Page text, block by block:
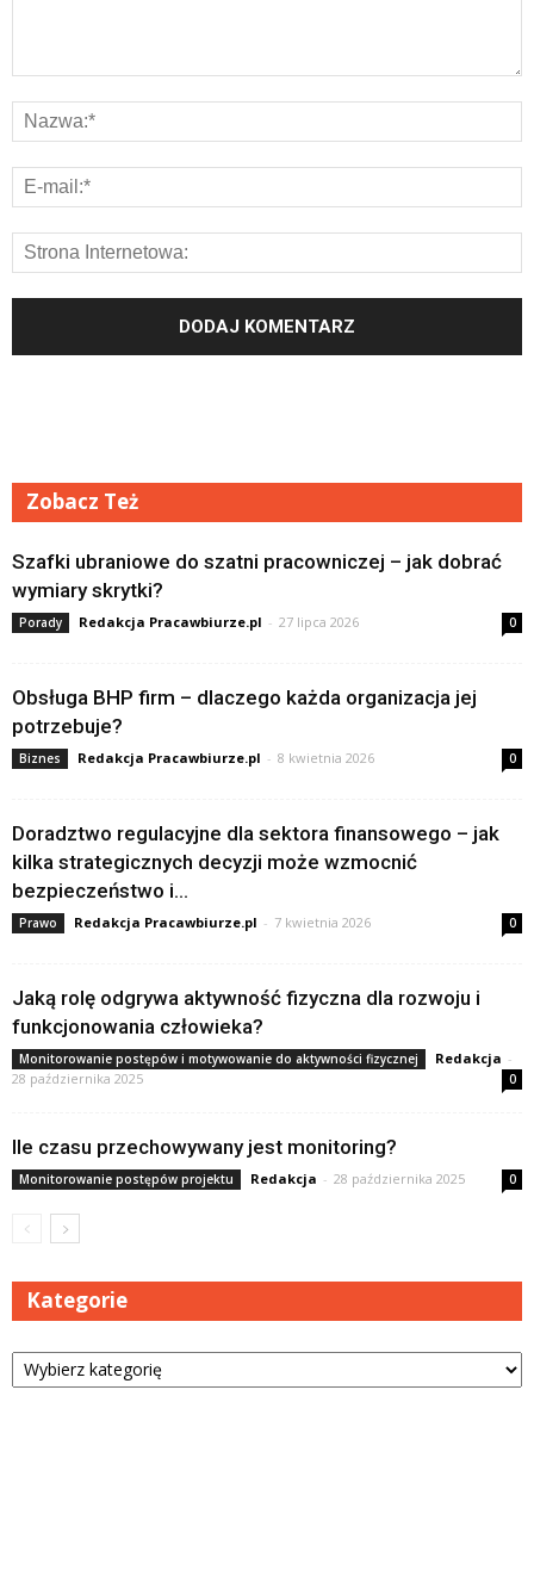
Zobacz Też
Szafki ubraniowe do szatni pracowniczej – jak dobrać
wymiary skrytki?
Porady Redakcja Pracawbiurze.pl - 27 lipca 2026 0
Obsługa BHP firm – dlaczego każda organizacja jej
potrzebuje?
Biznes Redakcja Pracawbiurze.pl - 8 kwietnia 2026 0
Doradztwo regulacyjne dla sektora finansowego – jak
kilka strategicznych decyzji może wzmocnić
bezpieczeństwo i...
Prawo Redakcja Pracawbiurze.pl - 7 kwietnia 2026 0
Jaką rolę odgrywa aktywność fizyczna dla rozwoju i
funkcjonowania człowieka?
Monitorowanie postępów i motywowanie do aktywności fizycznej Redakcja -
28 października 2025
0
Ile czasu przechowywany jest monitoring?
Monitorowanie postępów projektu Redakcja - 28 października 2025 0
Kategorie
Kategorie